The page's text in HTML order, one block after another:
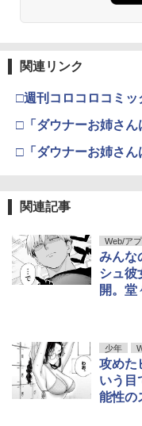
関連リンク
□週刊コロコロコミッ
□「ダウナーお姉さん
□「ダウナーお姉さ
関連記事
Web/アプ
みんな
シュ彼
開。堂
少年
攻めた
いう目
能性の